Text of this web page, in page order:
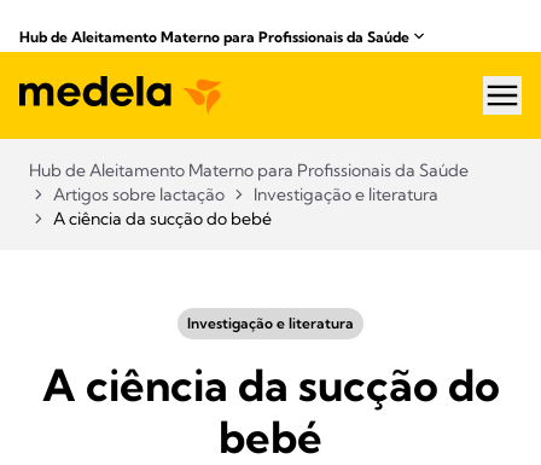
Hub de Aleitamento Materno para Profissionais da Saúde​
Hub de Aleitamento Materno para Profissionais da Saúde​
Artigos sobre lactação
Investigação e literatura
A ciência da sucção do bebé
Investigação e literatura
A ciência da sucção do
bebé